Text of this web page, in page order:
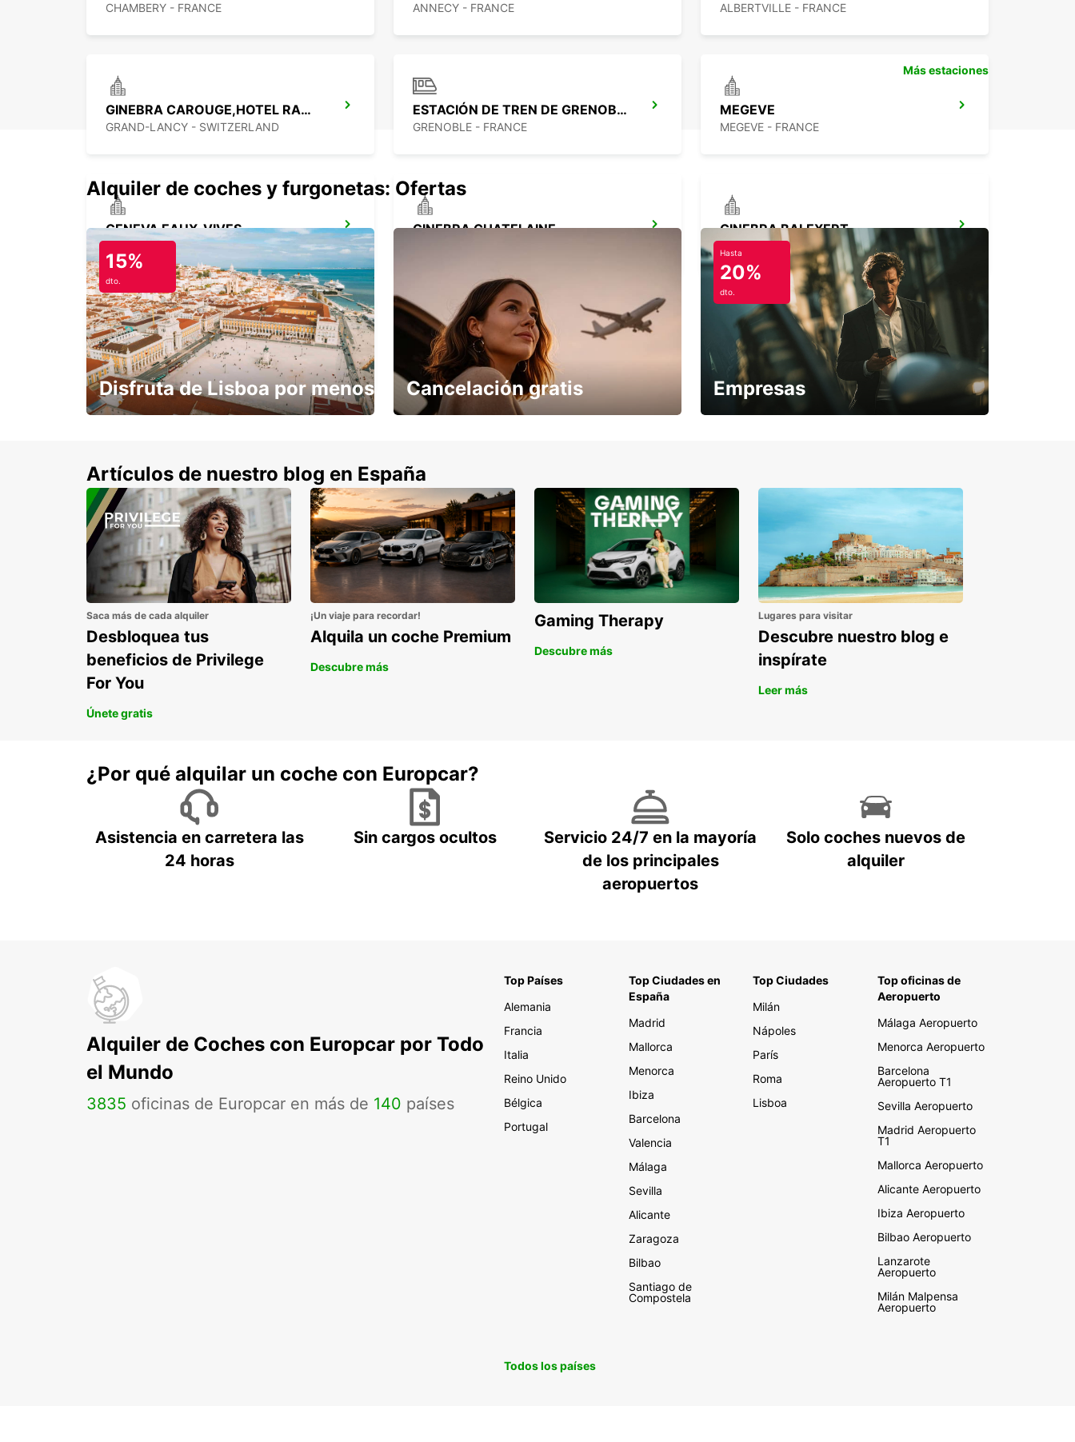
CHAMBERY - FRANCE ANNECY - FRANCE ALBERTVILLE - FRANCE
GINEBRA CAROUGE,HOTEL RAMADA ENCORE
GRAND-LANCY - SWITZERLAND
ESTACIÓN DE TREN DE GRENOBLE
GRENOBLE - FRANCE
MEGEVE
MEGEVE - FRANCE
GENEVA EAUX-VIVES
GENEVA - SWITZERLAND
GINEBRA CHATELAINE GINEBRA BALEXERT
VERNIER - SWITZERLAND
GINEBRA, CENTRO
GENEVA - SWITZERLAND
Más estaciones
Alquiler de coches y furgonetas: Ofertas
15%
dto.
Disfruta de Lisboa por menos Cancelación gratis
Hasta
20%
dto.
Empresas
Artículos de nuestro blog en España
Saca más de cada alquiler
Desbloquea tus
beneficios de Privilege
For You
Únete gratis
¡Un viaje para recordar!
Alquila un coche Premium
Descubre más
Gaming Therapy
Descubre más
Lugares para visitar
Descubre nuestro blog e
inspírate
Leer más
¿Por qué alquilar un coche con Europcar?
Asistencia en carretera las
24 horas
Sin cargos ocultos
Servicio 24/7 en la mayoría
de los principales
aeropuertos
Solo coches nuevos de
alquiler
Alquiler de Coches con Europcar por Todo
el Mundo
3835 oficinas de Europcar en más de 140 países
Top Países
Alemania
Francia
Italia
Reino Unido
Bélgica
Portugal
Top Ciudades en
España
Madrid
Mallorca
Menorca
Ibiza
Barcelona
Valencia
Málaga
Sevilla
Alicante
Zaragoza
Bilbao
Santiago de
Compostela
Top Ciudades
Milán
Nápoles
París
Roma
Lisboa
Top oficinas de
Aeropuerto
Málaga Aeropuerto
Menorca Aeropuerto
Barcelona
Aeropuerto T1
Sevilla Aeropuerto
Madrid Aeropuerto
T1
Mallorca Aeropuerto
Alicante Aeropuerto
Ibiza Aeropuerto
Bilbao Aeropuerto
Lanzarote
Aeropuerto
Milán Malpensa
Aeropuerto
Todos los países